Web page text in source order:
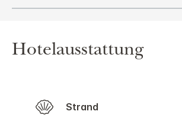
Hotelausstattung
Strand